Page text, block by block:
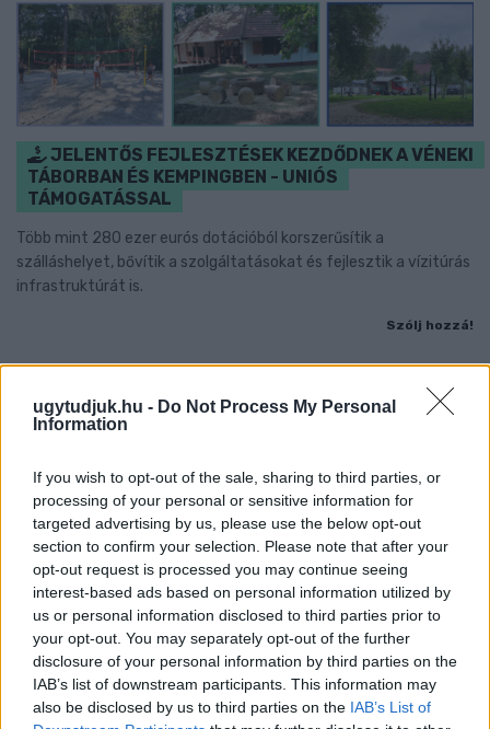
ugytudjuk.hu - Do Not Process My Personal
Information
If you wish to opt-out of the sale, sharing to third parties, or
processing of your personal or sensitive information for
targeted advertising by us, please use the below opt-out
section to confirm your selection. Please note that after your
opt-out request is processed you may continue seeing
interest-based ads based on personal information utilized by
us or personal information disclosed to third parties prior to
your opt-out. You may separately opt-out of the further
disclosure of your personal information by third parties on the
IAB’s list of downstream participants. This information may
also be disclosed by us to third parties on the IAB’s List of
JELENTŐS FEJLESZTÉSEK KEZDŐDNEK A VÉNEKI
TÁBORBAN ÉS KEMPINGBEN - UNIÓS
TÁMOGATÁSSAL
Több mint 280 ezer eurós dotációból korszerűsítik a
szálláshelyet, bővítik a szolgáltatásokat és fejlesztik a vízitúrás
infrastruktúrát is.
Szólj hozzá!
A KÖZÖSSÉG EREJÉT ÜNNEPELTÉK HÉDERVÁRON: